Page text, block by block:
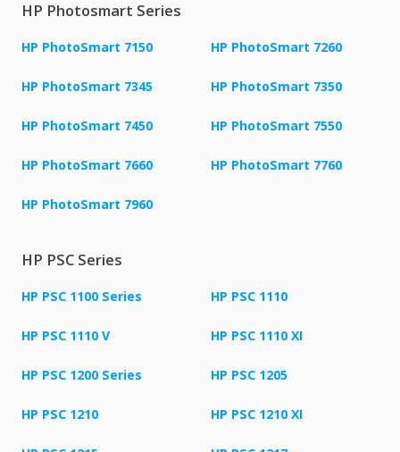
HP Photosmart Series
HP PhotoSmart 7150 HP PhotoSmart 7260
HP PhotoSmart 7345 HP PhotoSmart 7350
HP PhotoSmart 7450 HP PhotoSmart 7550
HP PhotoSmart 7660 HP PhotoSmart 7760
HP PhotoSmart 7960
HP PSC Series
HP PSC 1100 Series HP PSC 1110
HP PSC 1110 V HP PSC 1110 XI
HP PSC 1200 Series HP PSC 1205
HP PSC 1210 HP PSC 1210 XI